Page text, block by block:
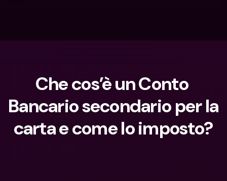
Che cos’è un Conto
Bancario secondario per la
carta e come lo imposto?